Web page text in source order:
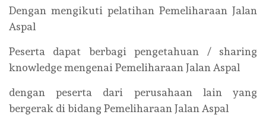
Dengan mengikuti pelatihan Pemeliharaan Jalan
Aspal
Peserta dapat berbagi pengetahuan / sharing
knowledge mengenai Pemeliharaan Jalan Aspal
dengan peserta dari perusahaan lain yang
bergerak di bidang Pemeliharaan Jalan Aspal